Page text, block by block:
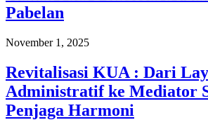
Pabelan
November 1, 2025
Revitalisasi KUA : Dari
Administratif ke Mediator
Penjaga Harmoni